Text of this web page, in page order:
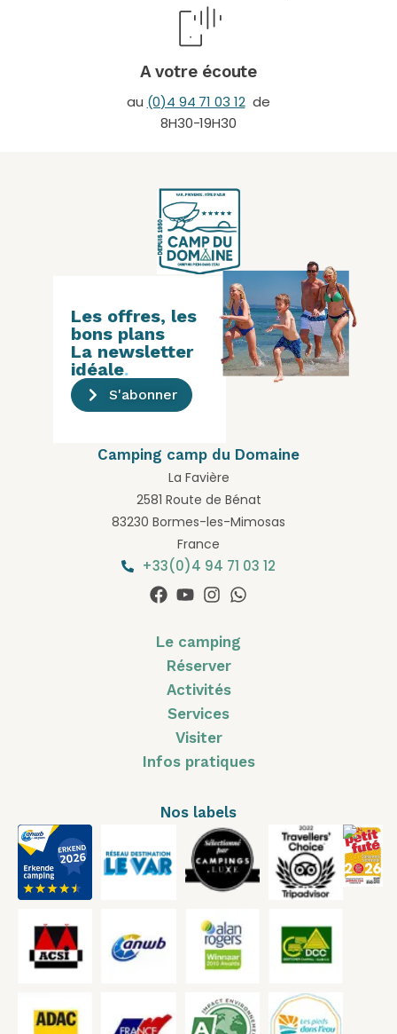
A votre écoute
au (0)4 94 71 03 12de
8H30-19H30
Camping camp du Domaine
La Favière
2581 Route de Bénat
83230 Bormes-les-Mimosas
France
+33(0)4 94 71 03 12
Les offres, les
bons plans
La newsletter
idéale.
S'abonner
Le camping
Réserver
Activités
Services
Visiter
Infos pratiques
Nos labels